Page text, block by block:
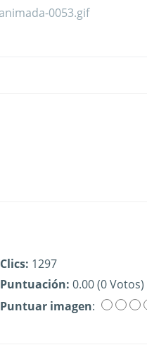
Clics: 1297
Puntuación: 0.00 (0 Votos)
Puntuar imagen: